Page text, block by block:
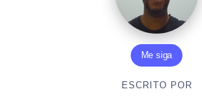
Me siga
ESCRITO POR